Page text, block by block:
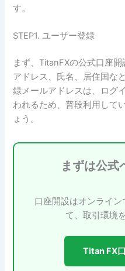
す。
STEP1. ユーザー登録
まず、TitanFXの公式口座
アドレス、氏名、居住国な
録メールアドレスは、ログ
われるため、普段利用して
ょう。
まずは公式
口座開設はオンライ
て、取引環境
Titan FX